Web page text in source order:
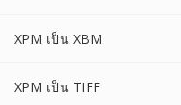
XPM เป็น XBM
XPM เป็น TIFF